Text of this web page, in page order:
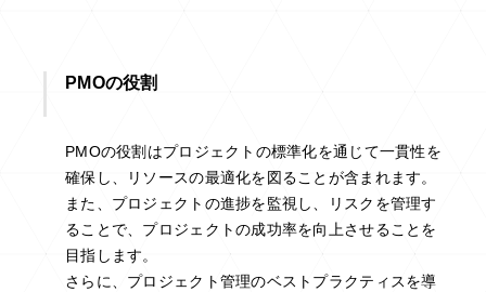
PMOの役割
PMOの役割はプロジェクトの標準化を通じて一貫性を
確保し、リソースの最適化を図ることが含まれます。
また、プロジェクトの進捗を監視し、リスクを管理す
ることで、プロジェクトの成功率を向上させることを
目指します。
さらに、プロジェクト管理のベストプラクティスを導